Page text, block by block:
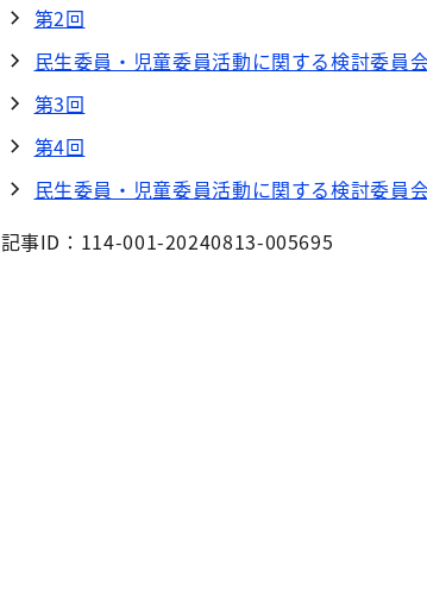
第2回
民生委員・児童委員活動に関する検討委
第3回
第4回
民生委員・児童委員活動に関する検討委
記事ID：114-001-20240813-005695